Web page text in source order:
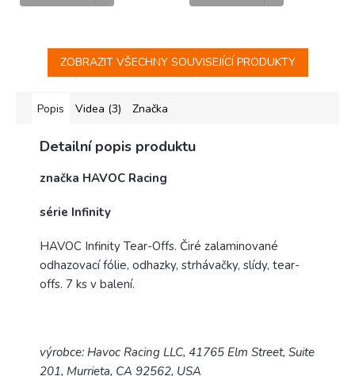
ZOBRAZIT VŠECHNY SOUVISEJÍCÍ PRODUKTY
Popis Videa (3) Značka
Detailní popis produktu
značka HAVOC Racing
série Infinity
HAVOC Infinity Tear-Offs. Čiré zalaminované
odhazovací fólie, odhazky, strhávačky, slídy, tear-
offs. 7 ks v balení.
výrobce: Havoc Racing LLC, 41765 Elm Street, Suite
201, Murrieta, CA 92562, USA